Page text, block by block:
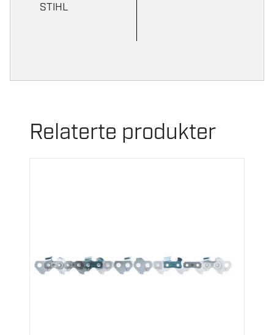
STIHL
Relaterte produkter